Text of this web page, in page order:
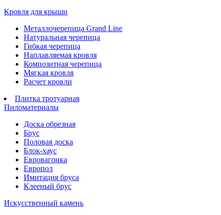
Кровля для крыши
Металлочерепица Grand Line
Натуральная черепица
Гибкая черепица
Наплавляемая кровля
Композитная черепица
Мягкая кровля
Расчет кровли
Плитка тротуарная
Пиломатериалы
Доска обрезная
Брус
Половая доска
Блок-хаус
Евровагонка
Европол
Имитация бруса
Клееный брус
Искусственный камень